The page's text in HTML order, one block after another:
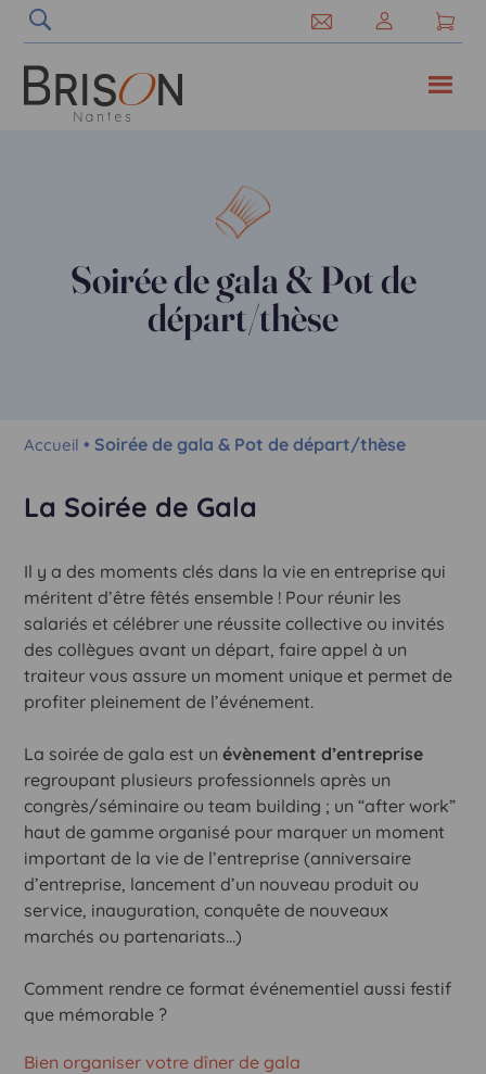
Soirée de gala & Pot de
départ/thèse
Accueil • Soirée de gala & Pot de départ/thèse
La Soirée de Gala
Il y a des moments clés dans la vie en entreprise qui
méritent d’être fêtés ensemble ! Pour réunir les
salariés et célébrer une réussite collective ou invités
des collègues avant un départ, faire appel à un
traiteur vous assure un moment unique et permet de
profiter pleinement de l’événement.
La soirée de gala est unévènement d’entreprise
regroupant plusieurs professionnels après un
congrès/séminaire ou team building ; un “after work”
haut de gamme organisé pour marquer un moment
important de la vie de l’entreprise (anniversaire
d’entreprise, lancement d’un nouveau produit ou
service, inauguration, conquête de nouveaux
marchés ou partenariats…)
Comment rendre ce format événementiel aussi festif
que mémorable ?
Bien organiser votre dîner de gala